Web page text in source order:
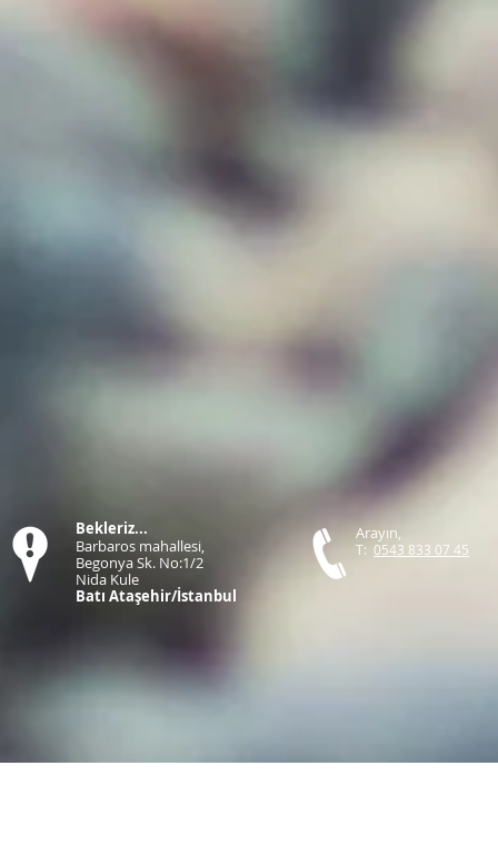
Bekleriz...
Barbaros mahallesi,
Begonya Sk. No:1/2
Nida Kule
Batı Ataşehir/İstanbul
Arayın,
T: 0543 833 07 45